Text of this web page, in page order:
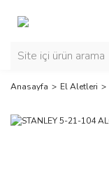
Anasayfa El Aletleri